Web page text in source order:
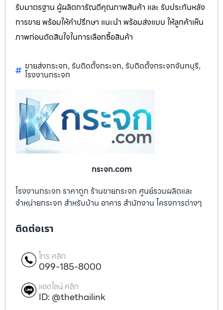
รับมาตรฐาน ผู้ผลิตการัณตีคุณภาพสินค้า และ รับประกันหลัง
การขาย พร้อมให้คำปรึกษา แนะนำ พร้อมส่งแบบ ให้ลูกค้าเห็น
ภาพก่อนตัดสินใจในการเลือกซื้อสินค้า
ขายส่งกระจก, รับติดตั้งกระจก, รับติดตั้งกระจกจันทบุรี,
โรงงานกระจก
กระจก.com
โรงงานกระจก ราคาถูก ร้านขายกระจก ศูนย์รวมผลิตและ
จำหน่ายกระจก สำหรับบ้าน อาคาร สำนักงาน โครงการต่างๆ
ติดต่อเรา
โทร คลิก
099-185-8000
แอดไลน์ คลิก
ID: @thethailink